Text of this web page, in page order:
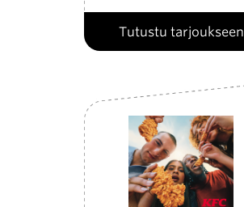
Tutustu tarjoukseen